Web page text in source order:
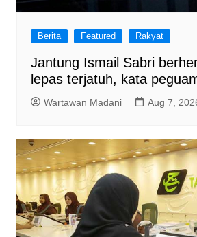
Berita Featured Rakyat
Jantung Ismail Sabri
lepas terjatuh, kata
Wartawan Madani Aug 7,